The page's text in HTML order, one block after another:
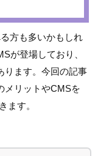
方も多いかもしれ
が登場しており、
ります。今回の記事
メリットやCMSを
ます。